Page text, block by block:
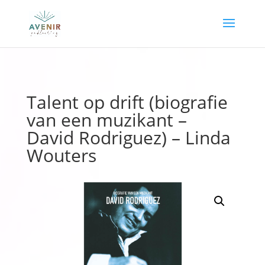
Talent op drift (biografie
van een muzikant –
David Rodriguez) – Linda
Wouters